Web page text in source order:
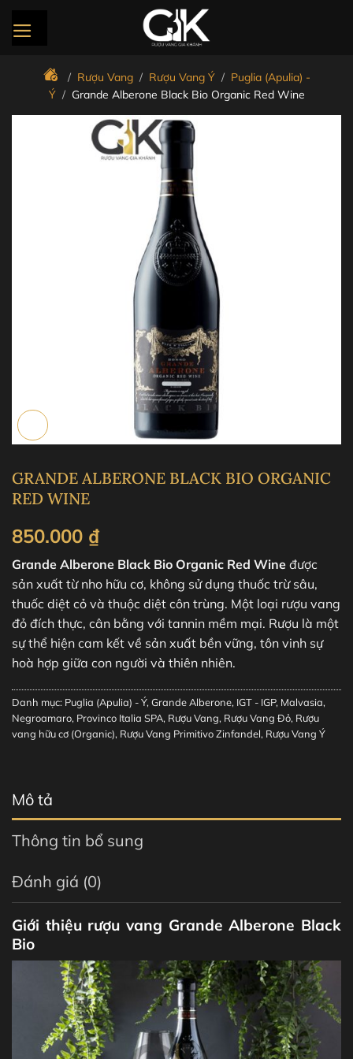
qua
/ Rượu Vang / Rượu Vang Ý / Puglia (Apulia) -
Ý / Grande Alberone Black Bio Organic Red Wine
GRANDE ALBERONE BLACK BIO ORGANIC
RED WINE
850.000 ₫
Grande Alberone Black Bio Organic Red Wine được
sản xuất từ nho hữu cơ, không sử dụng thuốc trừ sâu,
thuốc diệt cỏ và thuộc diệt côn trùng. Một loại rượu vang
đỏ đích thực, cân bằng với tannin mềm mại. Rượu là một
sự thể hiện cam kết về sản xuất bền vững, tôn vinh sự
hoà hợp giữa con người và thiên nhiên.
Danh mục: Puglia (Apulia) - Ý, Grande Alberone, IGT - IGP, Malvasia,
Negroamaro, Provinco Italia SPA, Rượu Vang, Rượu Vang Đỏ, Rượu
vang hữu cơ (Organic), Rượu Vang Primitivo Zinfandel, Rượu Vang Ý
Mô tả
Thông tin bổ sung
Đánh giá (0)
Giới thiệu rượu vang Grande Alberone Black
Bio